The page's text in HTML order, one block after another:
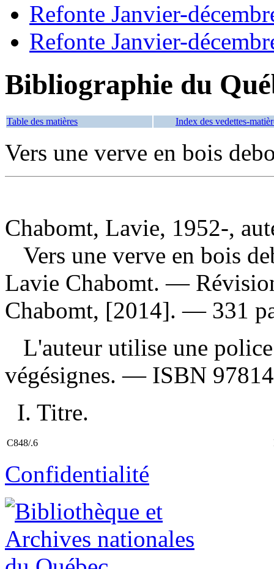
Refonte Janvier-
Refonte Janvier-
Bibliographie du
Table des matières Index des vedettes-
Vers une verve en bois
Chabomt, Lavie, 1952-,
Vers une verve en bois
Lavie Chabomt. —
Chabomt, [2014]. — 331
L'auteur utilise une
végésignes. — ISBN
I. Titre.
C848/.6
Confidentialité